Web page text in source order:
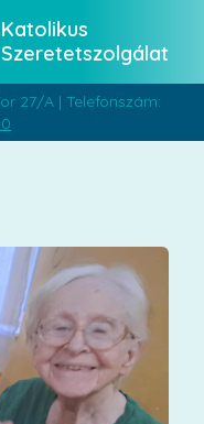
Katolikus
Szeretetszolgálat
27/A | Telefonszám: